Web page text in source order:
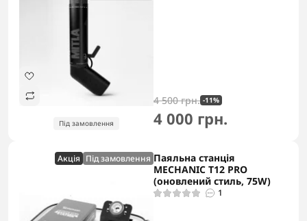
Під замовлення
4 500 грн. -11%
4 000 грн.
Акцiя Під замовлення Паяльна станція
MECHANIC T12 PRO
(оновлений стиль, 75W)
1